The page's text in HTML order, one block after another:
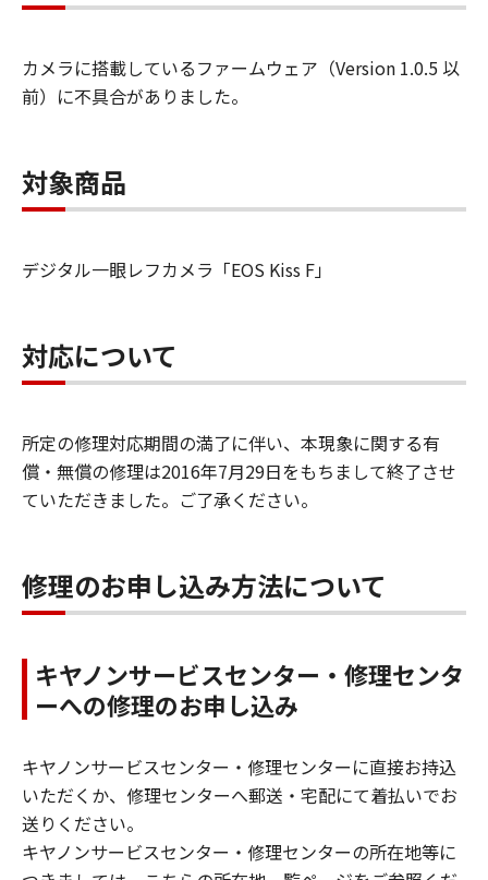
カメラに搭載しているファームウェア（Version 1.0.5 以
前）に不具合がありました。
対象商品
デジタル一眼レフカメラ「EOS Kiss F」
対応について
所定の修理対応期間の満了に伴い、本現象に関する有
償・無償の修理は2016年7月29日をもちまして終了させ
ていただきました。ご了承ください。
修理のお申し込み方法について
キヤノンサービスセンター・修理センタ
ーへの修理のお申し込み
キヤノンサービスセンター・修理センターに直接お持込
いただくか、修理センターへ郵送・宅配にて着払いでお
送りください。
キヤノンサービスセンター・修理センターの所在地等に